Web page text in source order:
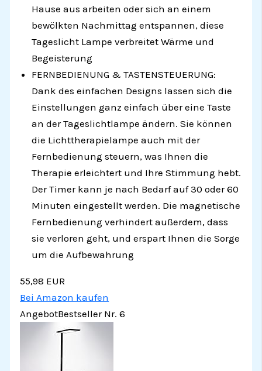
Hause aus arbeiten oder sich an einem
bewölkten Nachmittag entspannen, diese
Tageslicht Lampe verbreitet Wärme und
Begeisterung
FERNBEDIENUNG & TASTENSTEUERUNG:
Dank des einfachen Designs lassen sich die
Einstellungen ganz einfach über eine Taste
an der Tageslichtlampe ändern. Sie können
die Lichttherapielampe auch mit der
Fernbedienung steuern, was Ihnen die
Therapie erleichtert und Ihre Stimmung hebt.
Der Timer kann je nach Bedarf auf 30 oder 60
Minuten eingestellt werden. Die magnetische
Fernbedienung verhindert außerdem, dass
sie verloren geht, und erspart Ihnen die Sorge
um die Aufbewahrung
55,98 EUR
Bei Amazon kaufen
AngebotBestseller Nr. 6